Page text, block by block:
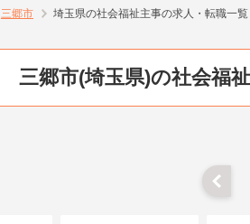
三郷市 埼玉県の社会福祉主事の求人・転職一覧
三郷市(埼玉県)の社会福